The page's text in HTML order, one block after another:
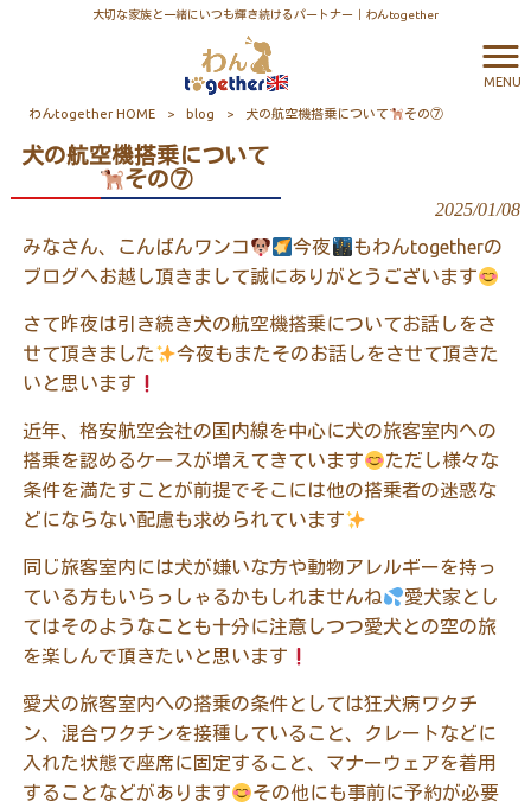
大切な家族と一緒にいつも輝き続けるパートナー｜わんtogether
MENU
わんtogether HOME > blog > 犬の航空機搭乗について その⑦
犬の航空機搭乗について
その⑦
2025/01/08
みなさん、こんばんワンコ 今夜
もわんtogetherの
ブログへお越し頂きまして誠にありがとうございます
さて昨夜は引き続き犬の航空機搭乗についてお話しをさ
せて頂きました
今夜もまたそのお話しをさせて頂きた
いと思います
近年、格安航空会社の国内線を中心に犬の旅客室内への
搭乗を認めるケースが増えてきています
ただし様々な
条件を満たすことが前提でそこには他の搭乗者の迷惑な
どにならない配慮も求められています
同じ旅客室内には犬が嫌いな方や動物アレルギーを持っ
ている方もいらっしゃるかもしれませんね
愛犬家とし
てはそのようなことも十分に注意しつつ愛犬との空の旅
を楽しんで頂きたいと思います
愛犬の旅客室内への搭乗の条件としては狂犬病ワクチ
ン、混合ワクチンを接種していること、クレートなどに
入れた状態で座席に固定すること、マナーウェアを着用
することなどがあります
その他にも事前に予約が必要